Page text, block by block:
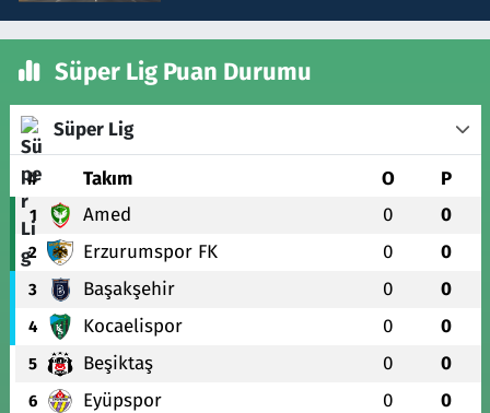
Süper Lig Puan Durumu
Süper Lig
# Takım O P
1 Amed 0 0
2 Erzurumspor FK 0 0
3 Başakşehir 0 0
4 Kocaelispor 0 0
5 Beşiktaş 0 0
6 Eyüpspor 0 0